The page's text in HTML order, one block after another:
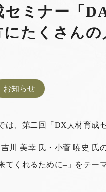
セミナー「
にたくさん
お知らせ
は、第二回「 DX 人材育成
川 美幸 氏・小菅 暁史 氏
てくれるために– 」をテー